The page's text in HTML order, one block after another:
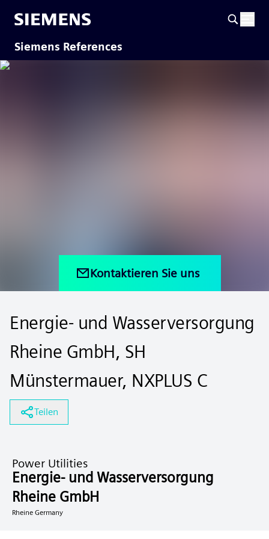
Siemens References
Kontaktieren Sie uns
Energie- und Wasserversorgung
Rheine GmbH, SH
Münstermauer, NXPLUS C
Teilen
Power Utilities
Energie- und Wasserversorgung
Rheine GmbH
Rheine Germany